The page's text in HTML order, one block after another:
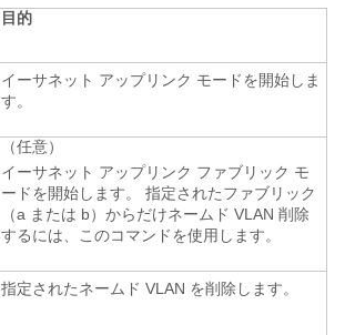
目的
イーサネット アップリンク モードを開始しま
す。
（任意）
イーサネット アップリンク ファブリック モ
ードを開始します。 指定されたファブリック
（a または b）からだけネームド VLAN 削除
するには、このコマンドを使用します。
指定されたネームド VLAN を削除します。